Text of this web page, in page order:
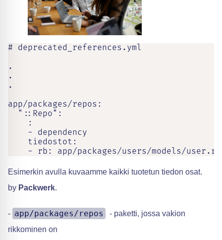
# deprecated_references.yml
.
.
.
app/packages/repos:
  "::Repo":
    :
    - dependency
    tiedostot:
- rb: app/packages/users/models/
Esimerkin avulla kuvaamme kaikki tuotetun tiedon osat.
by Packwerk.
- app/packages/repos
- paketti, jossa vakion
rikkominen on